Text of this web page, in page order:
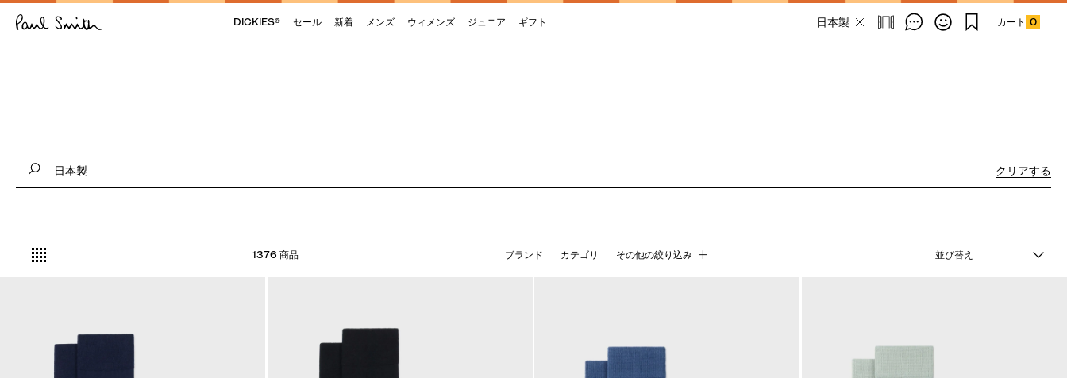
DICKIES® セール 新着 メンズ ウィメンズ ジュニア ギフト カート 0
クリアする
1376 商品 ブランド カテゴリ その他の絞り込み 並び替え
By signing up to our newsletter you are